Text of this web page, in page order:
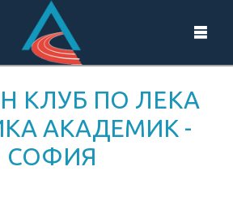
КЛУБ ПО ЛЕКА
АКАДЕМИК -
СОФИЯ